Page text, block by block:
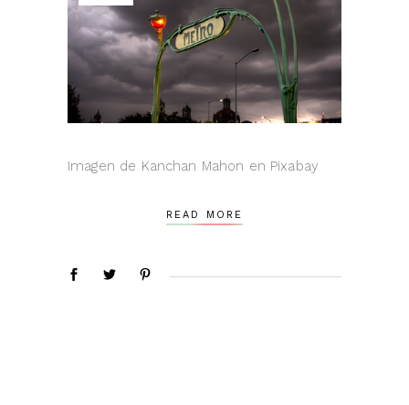
Imagen de Kanchan Mahon en Pixabay
READ MORE